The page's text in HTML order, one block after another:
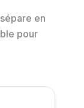
en
pour